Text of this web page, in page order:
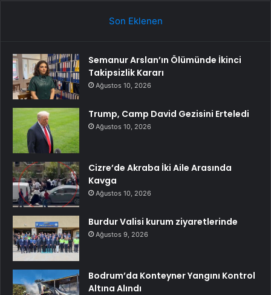
Son Eklenen
Semanur Arslan’ın Ölümünde İkinci
Takipsizlik Kararı
Ağustos 10, 2026
Trump, Camp David Gezisini Erteledi
Ağustos 10, 2026
Cizre’de Akraba İki Aile Arasında
Kavga
Ağustos 10, 2026
Burdur Valisi kurum ziyaretlerinde
Ağustos 9, 2026
Bodrum’da Konteyner Yangını Kontrol
Altına Alındı